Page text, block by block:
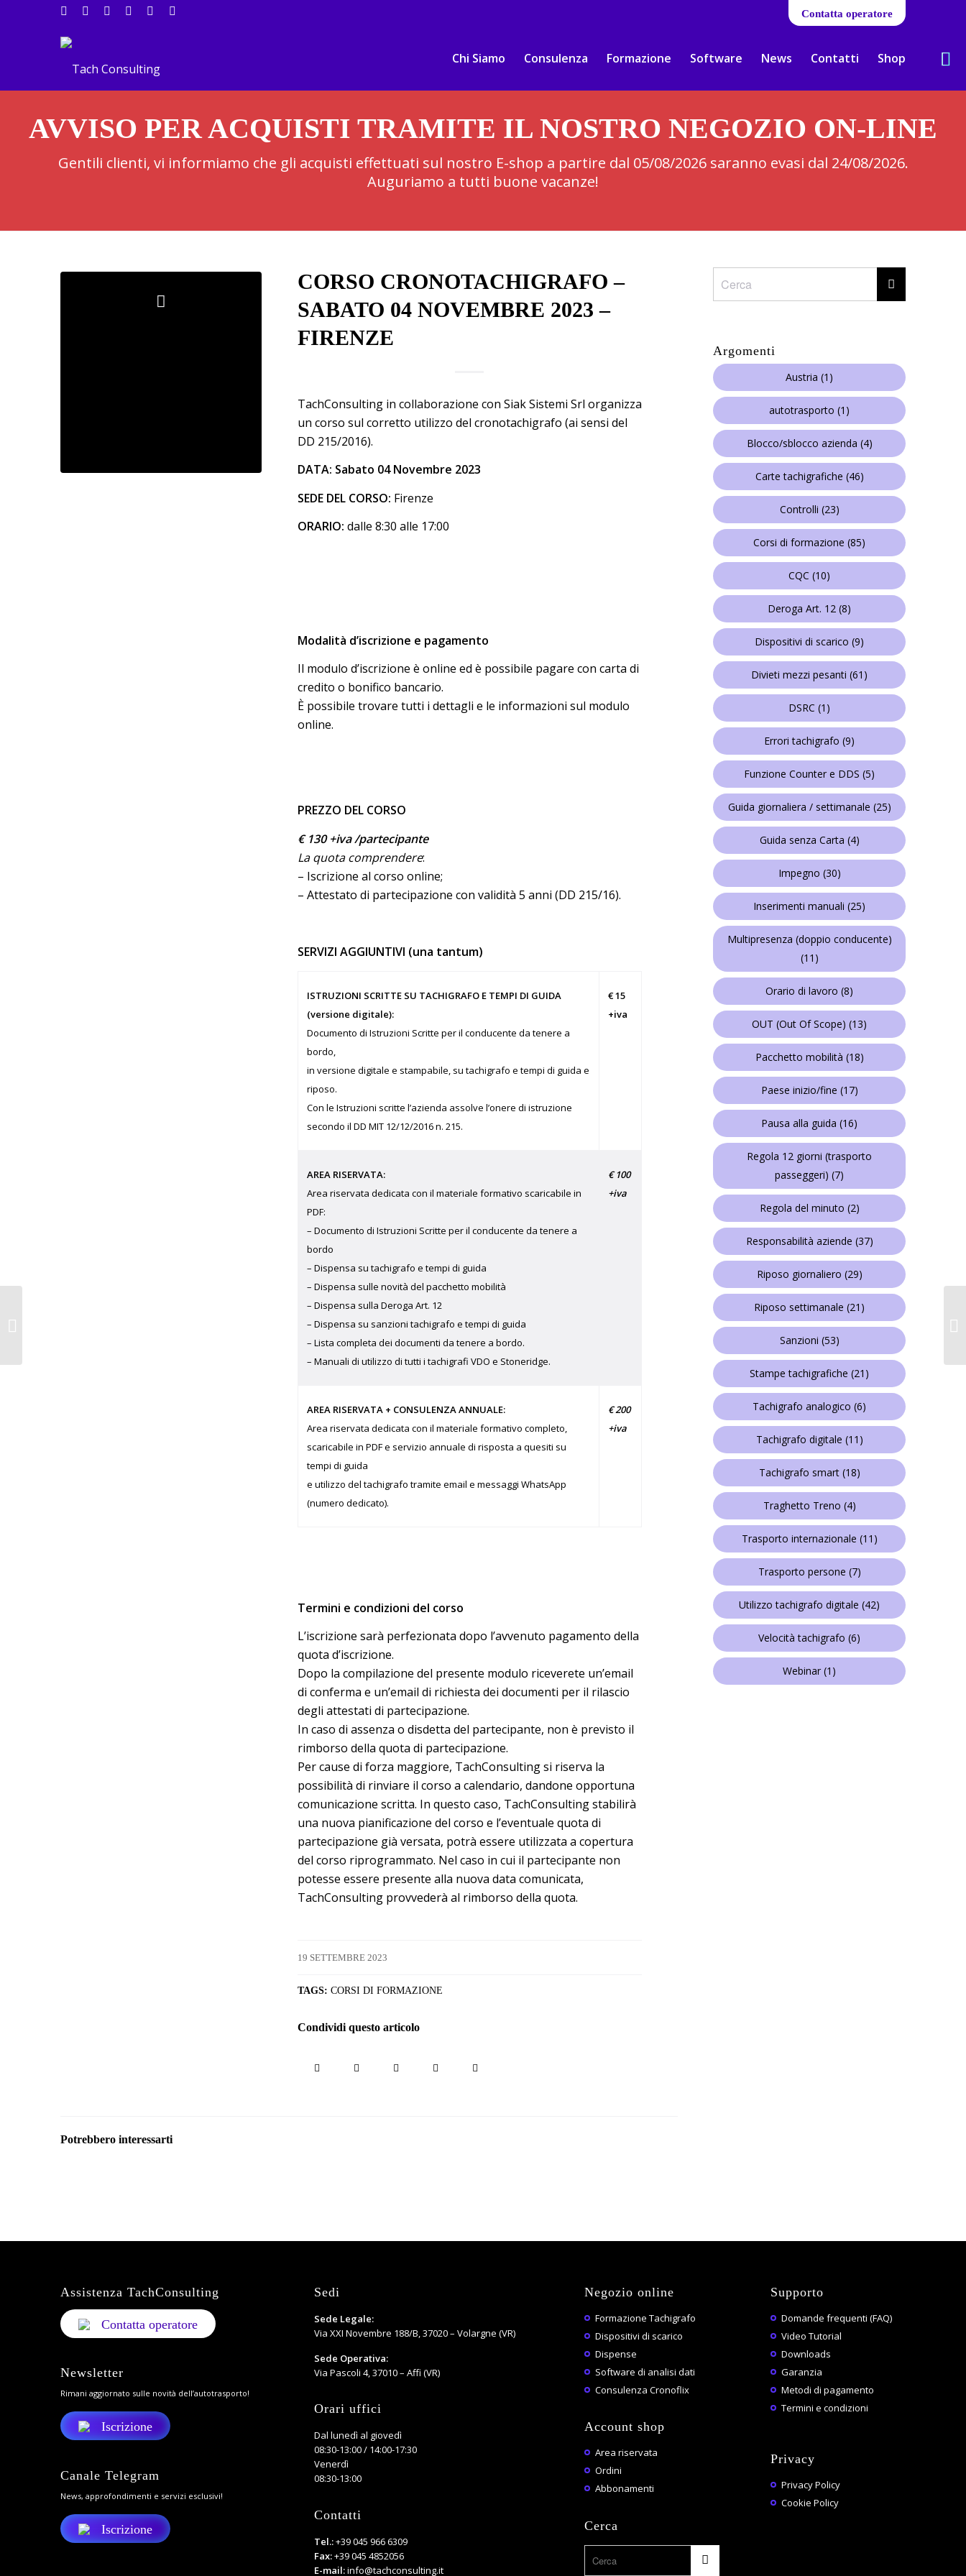
Contatta operatore
Chi Siamo Consulenza Formazione Software News Contatti Shop
AVVISO PER ACQUISTI TRAMITE IL NOSTRO NEGOZIO ON-LINE
Gentili clienti, vi informiamo che gli acquisti effettuati sul nostro E-shop a partire dal 05/08/2026 saranno evasi dal 24/08/2026.
Auguriamo a tutti buone vacanze!
CORSO CRONOTACHIGRAFO –
SABATO 04 NOVEMBRE 2023 –
FIRENZE
TachConsulting in collaborazione con Siak Sistemi Srl organizza
un corso sul corretto utilizzo del cronotachigrafo (ai sensi del
DD 215/2016).
DATA: Sabato 04 Novembre 2023
SEDE DEL CORSO: Firenze
ORARIO: dalle 8:30 alle 17:00
Modalità d’iscrizione e pagamento
Il modulo d’iscrizione è online ed è possibile pagare con carta di
credito o bonifico bancario.
È possibile trovare tutti i dettagli e le informazioni sul modulo
online.
PREZZO DEL CORSO
€ 130 +iva /partecipante
La quota comprendere:
– Iscrizione al corso online;
– Attestato di partecipazione con validità 5 anni (DD 215/16).
SERVIZI AGGIUNTIVI (una tantum)
ISTRUZIONI SCRITTE SU TACHIGRAFO E TEMPI DI GUIDA
(versione digitale):
Documento di Istruzioni Scritte per il conducente da tenere a
bordo,
in versione digitale e stampabile, su tachigrafo e tempi di guida e
riposo.
Con le Istruzioni scritte l’azienda assolve l’onere di istruzione
secondo il DD MIT 12/12/2016 n. 215.
€ 15
+iva
AREA RISERVATA:
Area riservata dedicata con il materiale formativo scaricabile in
PDF:
– Documento di Istruzioni Scritte per il conducente da tenere a
bordo
– Dispensa su tachigrafo e tempi di guida
– Dispensa sulle novità del pacchetto mobilità
– Dispensa sulla Deroga Art. 12
– Dispensa su sanzioni tachigrafo e tempi di guida
– Lista completa dei documenti da tenere a bordo.
– Manuali di utilizzo di tutti i tachigrafi VDO e Stoneridge.
€ 100
+iva
AREA RISERVATA + CONSULENZA ANNUALE:
Area riservata dedicata con il materiale formativo completo,
scaricabile in PDF e servizio annuale di risposta a quesiti su
tempi di guida
e utilizzo del tachigrafo tramite email e messaggi WhatsApp
(numero dedicato).
€ 200
+iva
Termini e condizioni del corso
L’iscrizione sarà perfezionata dopo l’avvenuto pagamento della
quota d’iscrizione.
Dopo la compilazione del presente modulo riceverete un’email
di conferma e un’email di richiesta dei documenti per il rilascio
degli attestati di partecipazione.
In caso di assenza o disdetta del partecipante, non è previsto il
rimborso della quota di partecipazione.
Per cause di forza maggiore, TachConsulting si riserva la
possibilità di rinviare il corso a calendario, dandone opportuna
comunicazione scritta. In questo caso, TachConsulting stabilirà
una nuova pianificazione del corso e l’eventuale quota di
partecipazione già versata, potrà essere utilizzata a copertura
del corso riprogrammato. Nel caso in cui il partecipante non
potesse essere presente alla nuova data comunicata,
TachConsulting provvederà al rimborso della quota.
19 SETTEMBRE 2023
TAGS: CORSI DI FORMAZIONE
Condividi questo articolo
Potrebbero interessarti
Argomenti
Austria (1)
autotrasporto (1)
Blocco/sblocco azienda (4)
Carte tachigrafiche (46)
Controlli (23)
Corsi di formazione (85)
CQC (10)
Deroga Art. 12 (8)
Dispositivi di scarico (9)
Divieti mezzi pesanti (61)
DSRC (1)
Errori tachigrafo (9)
Funzione Counter e DDS (5)
Guida giornaliera / settimanale (25)
Guida senza Carta (4)
Impegno (30)
Inserimenti manuali (25)
Multipresenza (doppio conducente)
(11)
Orario di lavoro (8)
OUT (Out Of Scope) (13)
Pacchetto mobilità (18)
Paese inizio/fine (17)
Pausa alla guida (16)
Regola 12 giorni (trasporto
passeggeri) (7)
Regola del minuto (2)
Responsabilità aziende (37)
Riposo giornaliero (29)
Riposo settimanale (21)
Sanzioni (53)
Stampe tachigrafiche (21)
Tachigrafo analogico (6)
Tachigrafo digitale (11)
Tachigrafo smart(18)
Traghetto Treno (4)
Trasporto internazionale (11)
Trasporto persone (7)
Utilizzo tachigrafo digitale (42)
Velocità tachigrafo (6)
Webinar (1)
Assistenza TachConsulting
Contatta operatore
Newsletter
Rimani aggiornato sulle novità dell’autotrasporto!
Iscrizione
Canale Telegram
News, approfondimenti e servizi esclusivi!
Iscrizione
Sedi
Sede Legale:
Via XXI Novembre 188/B, 37020 – Volargne (VR)
Sede Operativa:
Via Pascoli 4, 37010 – Affi (VR)
Orari uffici
Dal lunedì al giovedì
08:30-13:00 / 14:00-17:30
Venerdì
08:30-13:00
Contatti
Tel.:+39 045 966 6309
Fax:+39 045 4852056
E-mail:info@tachconsulting.it
Negozio online
Formazione Tachigrafo
Dispositivi di scarico
Dispense
Software di analisi dati
Consulenza Cronoflix
Account shop
Area riservata
Ordini
Abbonamenti
Cerca
Supporto
Domande frequenti (FAQ)
Video Tutorial
Downloads
Garanzia
Metodi di pagamento
Termini e condizioni
Privacy
Privacy Policy
Cookie Policy